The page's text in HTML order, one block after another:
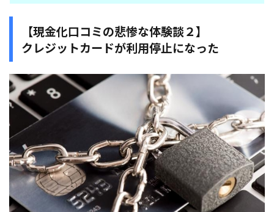
【現金化口コミの悲惨な体験談２】
クレジットカードが利用停止になった